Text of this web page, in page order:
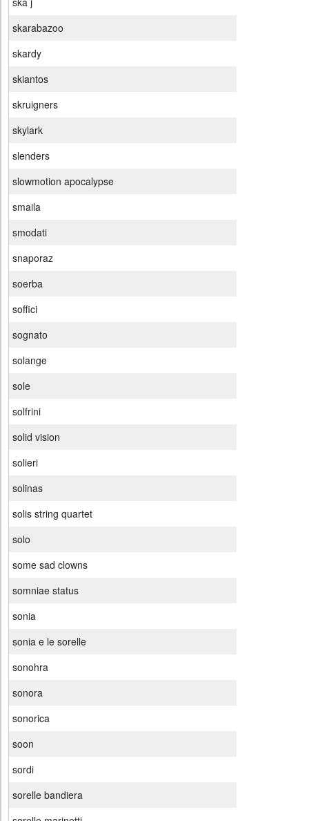
skarabazoo
skardy
skiantos
skruigners
skylark
slenders
slowmotion apocalypse
smaila
smodati
snaporaz
soerba
soffici
sognato
solange
sole
solfrini
solid vision
solieri
solinas
solis string quartet
solo
some sad clowns
somniae status
sonia
sonia e le sorelle
sonohra
sonora
sonorica
soon
sordi
sorelle bandiera